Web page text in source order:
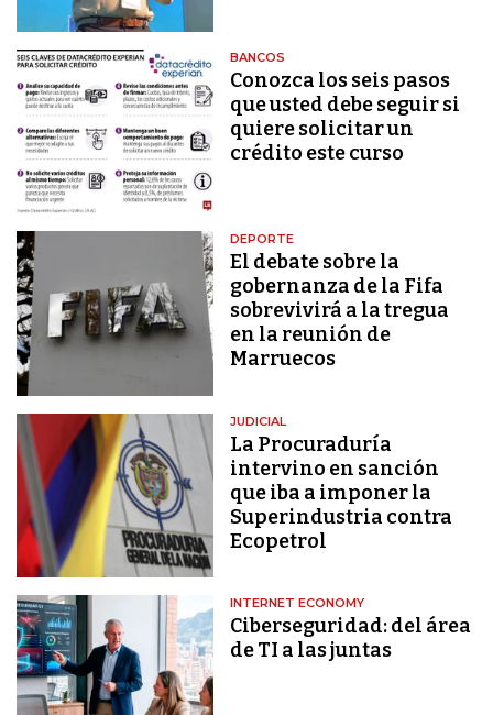
BANCOS
Conozca los seis pasos
que usted debe seguir si
quiere solicitar un
crédito este curso
DEPORTE
El debate sobre la
gobernanza de la Fifa
sobrevivirá a la tregua
en la reunión de
Marruecos
JUDICIAL
La Procuraduría
intervino en sanción
que iba a imponer la
Superindustria contra
Ecopetrol
INTERNET ECONOMY
Ciberseguridad: del área
de TI a las juntas